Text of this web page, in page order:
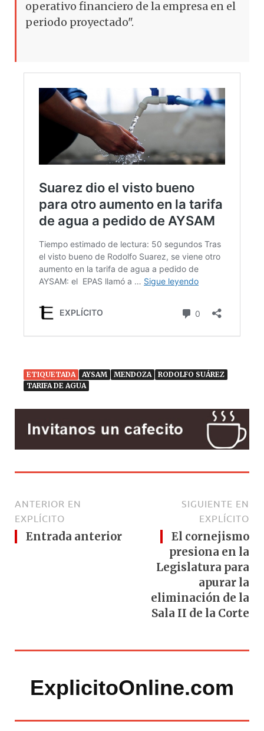
operativo financiero de la empresa en el
periodo proyectado".
ETIQUETADA AYSAM MENDOZA
RODOLFO SUÁREZ
TARIFA DE AGUA
ANTERIOR EN
EXPLÍCITO
Entrada anterior
SIGUIENTE EN
EXPLÍCITO
El cornejismo
presiona en la
Legislatura para
apurar la
eliminación de la
Sala II de la Corte
ExplicitoOnline.com